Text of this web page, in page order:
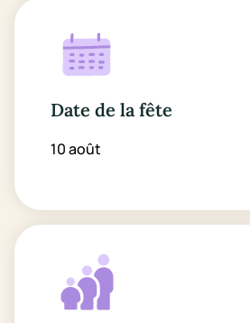
Date de la fête
10 août